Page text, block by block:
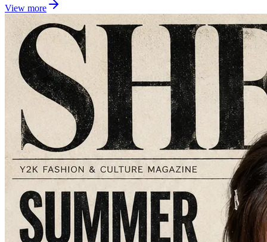
View more